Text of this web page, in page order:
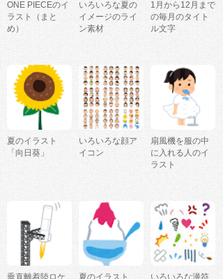
ONE PIECEのイ
ラスト（まと
め）
いろいろな夏の
イメージのライ
ン素材
1月から12月まで
の毎月のタイト
ル文字
夏のイラスト
「向日葵」
いろいろな顔ア
イコン
扇風機を服の中
に入れる人のイ
ラスト